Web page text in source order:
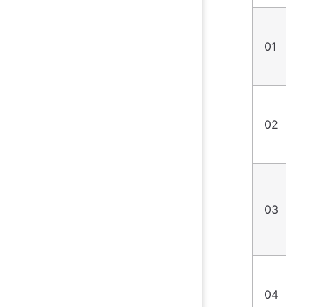
01
02
03
04